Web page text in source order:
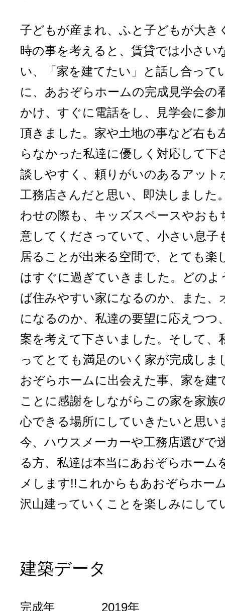
子どもが産まれ、ふと子どもが大き
時の事を考えると、賃貸では小さい
い、「家を建てたい」と話し合って
に、あおぞらホームの完成見学会の
かけ、すぐに電話をし、見学会に参
頂きました。家や土地の事など右も
らなかった私達に優しく対応して下
談しやすく、頼りがいのあるアット
工務店さんだと思い、即決しました
わせの際も、キッズスペースやおも
意してくださっていて、小さい息子
居ることが出来る空間で、とても楽
はすぐに過ぎていきました。どのよ
ば住みやすい家になるのか、また、
になるのか、私達の要望に応えつつ
案を考えて下さいました。そして、
ってとても満足のいく家が完成しま
おぞらホームに出会えた事、家を建
ことに感謝をしながらこの家を家族
心できる場所にしていきたいと思い
今、ハウスメーカーや工務店選びで
る方、私達は本当にあおぞらホーム
メします!!これからもあおぞらホー
沢山建っていくことを楽しみにして
建築データ
完成年 2019年